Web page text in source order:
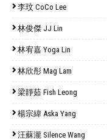
李玟 CoCo Lee
林俊傑 JJ Lin
林宥嘉 Yoga Lin
林欣彤 Mag Lam
梁靜茹 Fish Leong
楊宗緯 Aska Yang
汪蘇瀧 Silence Wang